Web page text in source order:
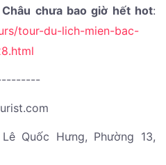
chưa bao giờ hết hot:
tour-du-lich-mien-bac-
Quốc Hưng, Phường 13,